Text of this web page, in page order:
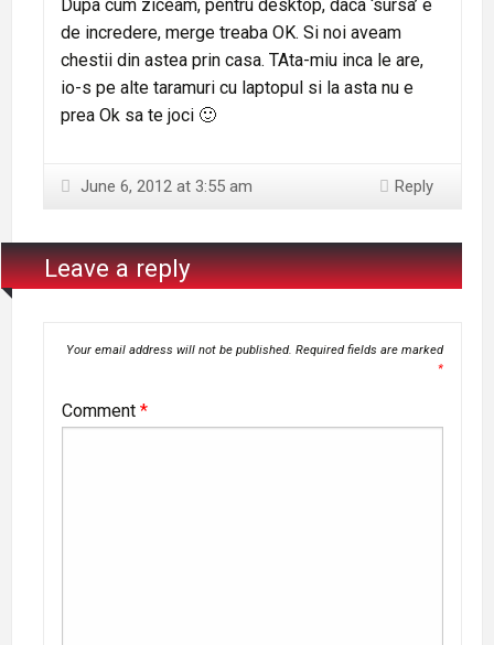
Dupa cum ziceam, pentru desktop, daca ‘sursa’ e
de incredere, merge treaba OK. Si noi aveam
chestii din astea prin casa. TAta-miu inca le are,
io-s pe alte taramuri cu laptopul si la asta nu e
prea Ok sa te joci 🙂
June 6, 2012 at 3:55 am Reply
Leave a reply
Your email address will not be published. Required fields are marked
*
Comment *